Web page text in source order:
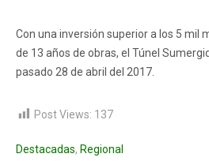
Con una inversión superior a los 5 mil
de 13 años de obras, el Túnel
pasado 28 de abril del 2017.
Post Views: 137
Destacadas, Regional